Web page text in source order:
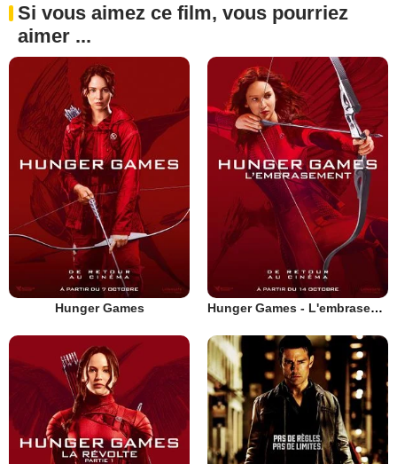
Si vous aimez ce film, vous pourriez
aimer ...
Hunger Games Hunger Games - L'embrasement